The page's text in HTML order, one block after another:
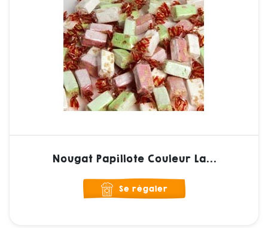
Nougat Papillote Couleur La...
Se régaler